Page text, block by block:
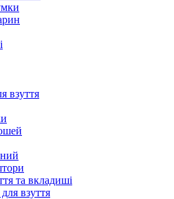
взуття
та вкладиші
взуття